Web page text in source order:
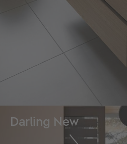
Darling New